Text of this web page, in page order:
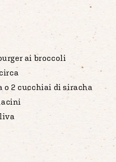
ai broccoli
o 2 cucchiai di siracha